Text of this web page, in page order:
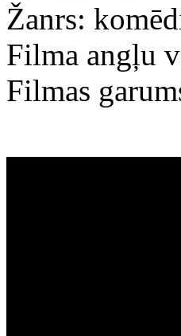
Žanrs:
Filma angļu
Filmas